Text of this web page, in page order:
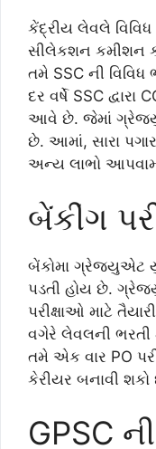
કેંદ્રીય લેવલે વિવિધ
સીલેકશન કમીશન
તમે SSC ની વિવિધ
દર વર્ષે SSC દ્વારા
આવે છે. જેમાં
છે. આમાં, સારા
અન્ય લાભો
બેંકીંગ
બેંકોમા ગ્રેજયુએટ
પડતી હોય છે.
પરીક્ષાઓ માટે
વગેરે લેવલની
તમે એક વાર PO
કેરીયર બનાવી શકો
GPSC